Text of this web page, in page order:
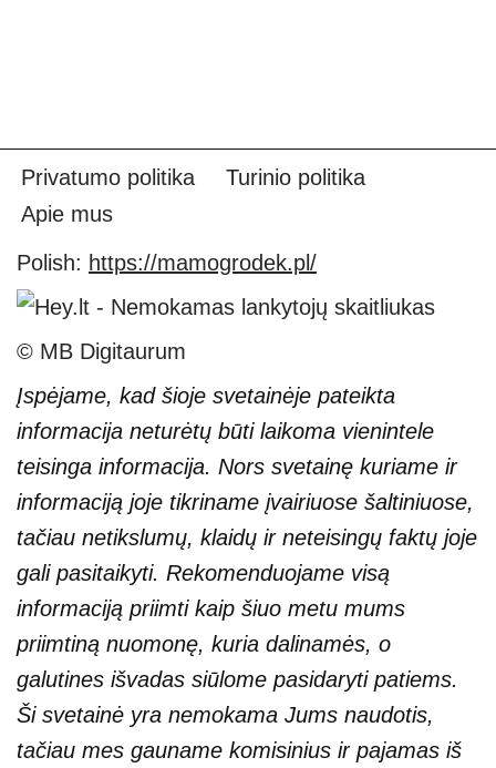
Privatumo politika
Turinio politika
Apie mus
Polish: https://mamogrodek.pl/
© MB Digitaurum
Įspėjame, kad šioje svetainėje pateikta
informacija neturėtų būti laikoma vienintele
teisinga informacija. Nors svetainę kuriame ir
informaciją joje tikriname įvairiuose šaltiniuose,
tačiau netikslumų, klaidų ir neteisingų faktų joje
gali pasitaikyti. Rekomenduojame visą
informaciją priimti kaip šiuo metu mums
priimtiną nuomonę, kuria dalinamės, o
galutines išvadas siūlome pasidaryti patiems.
Ši svetainė yra nemokama Jums naudotis,
tačiau mes gauname komisinius ir pajamas iš